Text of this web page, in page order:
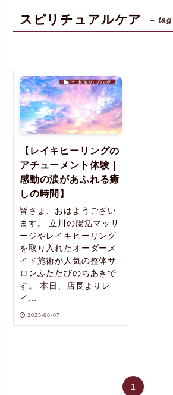
スピリチュアルケア – tag
ちあきのブログ
【レイキヒーリングの
アチューメント体験｜
感動の涙があふれる癒
しの時間】
皆さま、おはようござい
ます。 立川の腸活マッサ
ージやレイキヒーリング
を取り入れたオーダーメ
イド施術が人気の整体サ
ロンふたたびのちあきで
す。 本日、店長よりレ
イ...
2025-08-07
1